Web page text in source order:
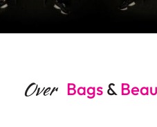
Over Bags &